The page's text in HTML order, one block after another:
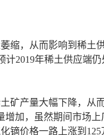
，从而影响到稀土
2019年稀土供应端
产量大幅下降，从
加，虽然期间市场
价格一路上涨到